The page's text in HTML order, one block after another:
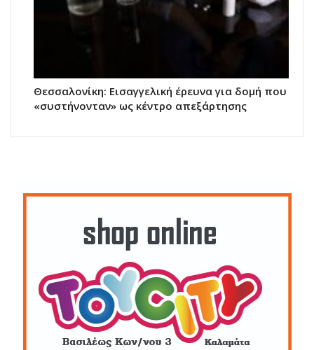
Θεσσαλονίκη: Εισαγγελική έρευνα για δομή που
«συστήνονταν» ως κέντρο απεξάρτησης